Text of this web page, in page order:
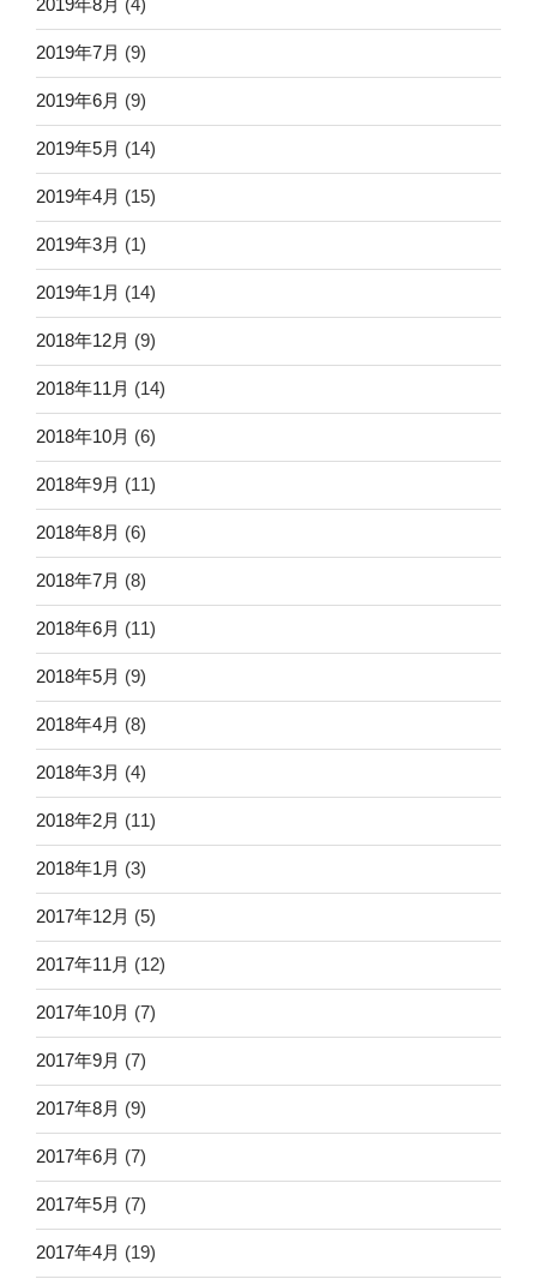
2019年8月 (4)
2019年7月 (9)
2019年6月 (9)
2019年5月 (14)
2019年4月 (15)
2019年3月 (1)
2019年1月 (14)
2018年12月 (9)
2018年11月 (14)
2018年10月 (6)
2018年9月 (11)
2018年8月 (6)
2018年7月 (8)
2018年6月 (11)
2018年5月 (9)
2018年4月 (8)
2018年3月 (4)
2018年2月 (11)
2018年1月 (3)
2017年12月 (5)
2017年11月 (12)
2017年10月 (7)
2017年9月 (7)
2017年8月 (9)
2017年6月 (7)
2017年5月 (7)
2017年4月 (19)